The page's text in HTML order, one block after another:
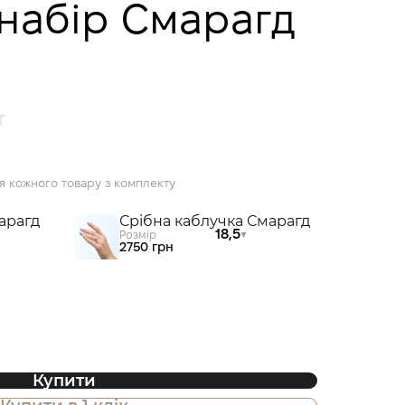
Смарагд
кожного товару з комплекту
Срібна каблучка Смарагд
Розмір 18,5
2750 грн
Купити